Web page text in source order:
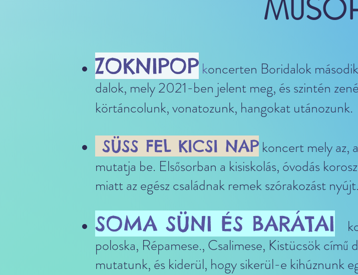
ZOKNIPOP koncerten Boridalok
dalok, mely 2021-ben jelent meg, és szintén
körtáncolunk, vonatozunk, hangokat utánozunk​​.
SÜSS FEL KICSI NAP koncert mely az,
mutatja be. Elsősorban a kisiskolás, óvodás
miatt az egész családnak remek szórakozást nyújt.
SOMA SÜNI ÉS BARÁTAI
poloska, Répamese., Csalimese, Kistücsök
mutatunk, és kiderül, hogy sikerül-e kihúznunk